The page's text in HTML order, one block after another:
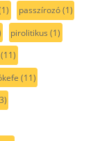
passzírozó(1)
pirolitikus (1)
(11)
(11)